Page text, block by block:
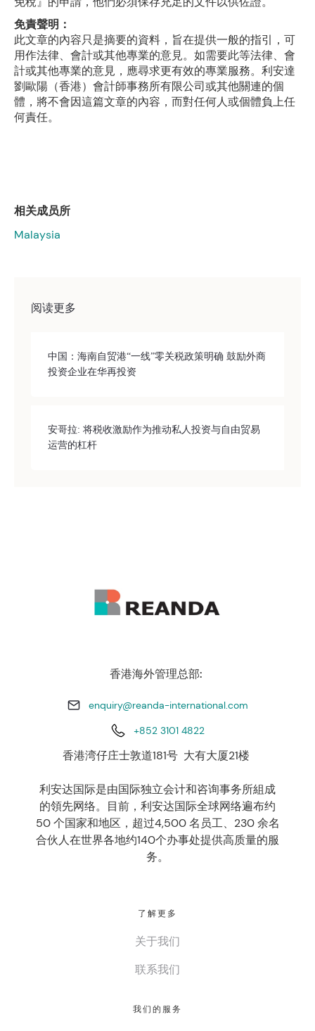
免責聲明：
此文章的內容只是摘要的資料，旨在提供一般的指引，可
用作法律、會計或其他專業的意見。如需要此等法律、會
計或其他專業的意見，應尋求更有效的專業服務。利安達
劉歐陽（香港）會計師事務所有限公司或其他關連的個
體，將不會因這篇文章的內容，而對任何人或個體負上任
何責任。
相关成员所
Malaysia
阅读更多
中国：海南自贸港“一线”零关税政策明确 鼓励外商
投资企业在华再投资
安哥拉: 将税收激励作为推动私人投资与自由贸易
运营的杠杆
香港海外管理总部:
enquiry@reanda-international.com
+852 3101 4822
香港湾仔庄士敦道181号 大有大厦21楼
利安达国际是由国际独立会计和咨询事务所組成
的領先网络。目前，利安达国际全球网络遍布约
50 个国家和地区，超过4,500 名员工、230 余名
合伙人在世界各地约140个办事处提供高质量的服
务。
了解更多
关于我们
联系我们
我们的服务